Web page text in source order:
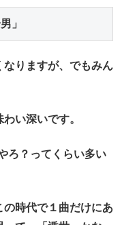
」
なりますが、でもみん
い深いです。
ろ？ってくらい多い
時代で１曲だけにあ